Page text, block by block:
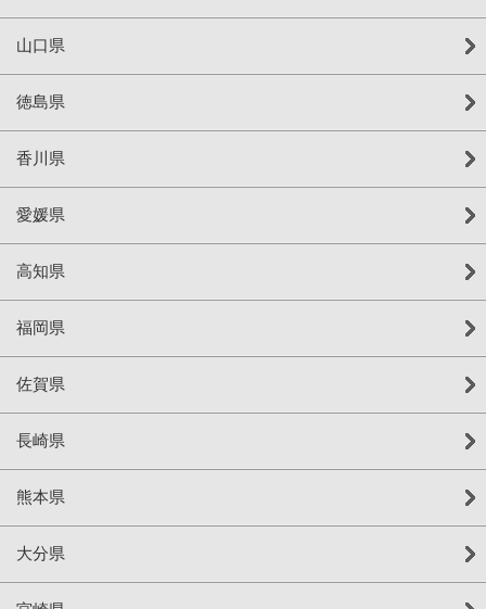
山口県
徳島県
香川県
愛媛県
高知県
福岡県
佐賀県
長崎県
熊本県
大分県